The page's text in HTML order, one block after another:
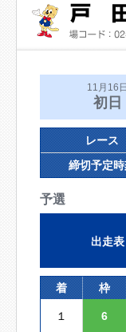
11月16日
初日
レース
締切予定
予選
出走表
着 枠
１ 6